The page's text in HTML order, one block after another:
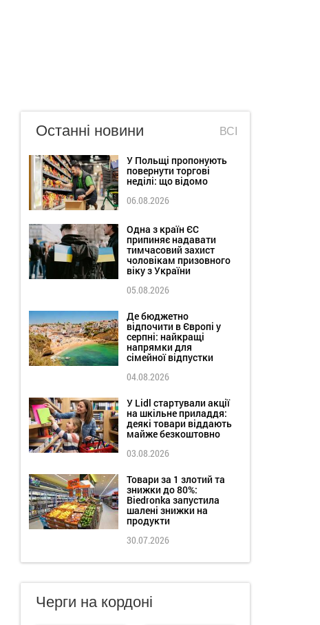
Останні новини ВСІ
У Польщі пропонують
повернути торгові
неділі: що відомо
06.08.2026
Одна з країн ЄС
припиняє надавати
тимчасовий захист
чоловікам призовного
віку з України
05.08.2026
Де бюджетно
відпочити в Європі у
серпні: найкращі
напрямки для
сімейної відпустки
04.08.2026
У Lidl стартували акції
на шкільне приладдя:
деякі товари віддають
майже безкоштовно
03.08.2026
Товари за 1 злотий та
знижки до 80%:
Biedronka запустила
шалені знижки на
продукти
30.07.2026
Черги на кордоні